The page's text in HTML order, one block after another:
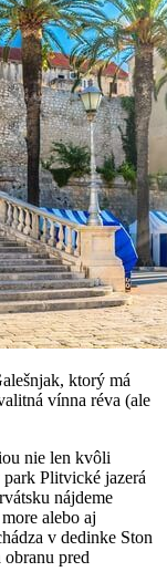
ktorý má
vínna réva (ale
nie len kvôli
Plitvické jazerá
nájdeme
alebo aj
v dedinke Ston
pred